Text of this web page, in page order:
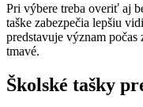
Pri výbere treba overiť aj
taške zabezpečia lepšiu
predstavuje význam
tmavé.
Školské tašky